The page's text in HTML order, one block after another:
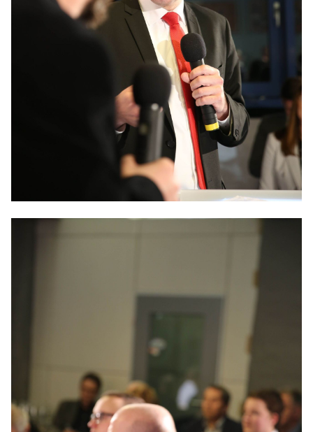
NEWSLETTER ABONNIEREN
BILDER
PROGRAMME
WICHTIGE BESCHLÜSSE DER CDU BRANDENBURG
75 JAHRE CDU BRANDENBURG
PRESSE
SPENDEN
Mitglied werden